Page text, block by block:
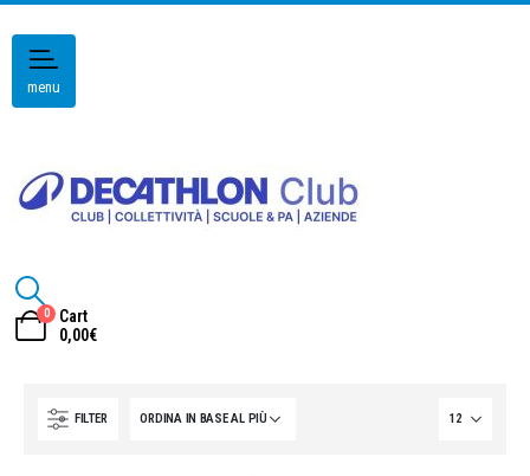
menu
0
Cart
0,00€
FILTER